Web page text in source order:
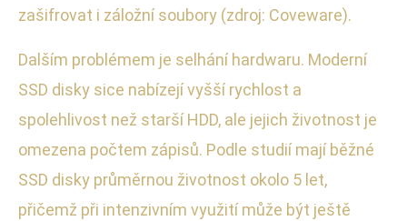
zašifrovat i záložní soubory (zdroj: Coveware).
Dalším problémem je selhání hardwaru. Moderní
SSD disky sice nabízejí vyšší rychlost a
spolehlivost než starší HDD, ale jejich životnost je
omezena počtem zápisů. Podle studií mají běžné
SSD disky průměrnou životnost okolo 5 let,
přičemž při intenzivním využití může být ještě